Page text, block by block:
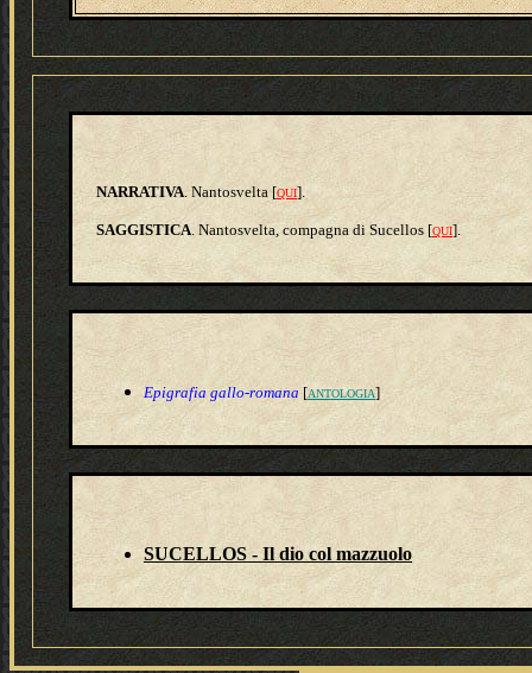
NARRATIVA. Nantosvelta [QUI].
SAGGISTICA. Nantosvelta, compagna di Sucellos [QUI].
Epigrafia gallo-romana [ANTOLOGIA]
SUCELLOS - Il dio col mazzuolo